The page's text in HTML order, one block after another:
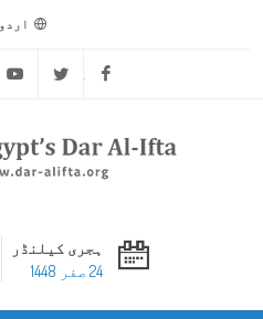
اردو
Facebook
Twitter
ہجری کیلنڈر
24 صفر 1448